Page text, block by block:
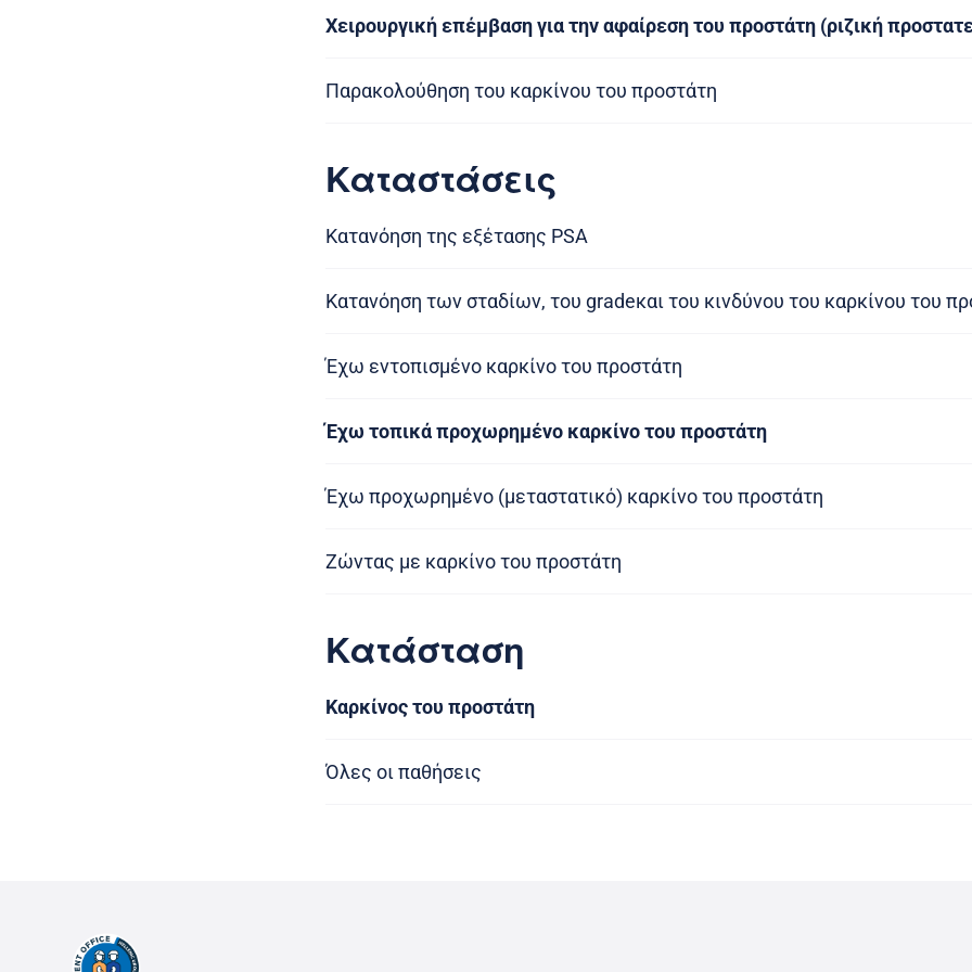
Χειρουργική επέμβαση για την αφαίρεση του προστάτη (ριζική
Παρακολούθηση του καρκίνου του προστάτη
Καταστάσεις
Κατανόηση της εξέτασης PSA
Κατανόηση των σταδίων, του gradeκαι του κινδύνου του καρκίνου του
Έχω εντοπισμένο καρκίνο του προστάτη
Έχω τοπικά προχωρημένο καρκίνο του προστάτη
Έχω προχωρημένο (μεταστατικό) καρκίνο του προστάτη
Ζώντας με καρκίνο του προστάτη
Κατάσταση
Καρκίνος του προστάτη
Όλες οι παθήσεις